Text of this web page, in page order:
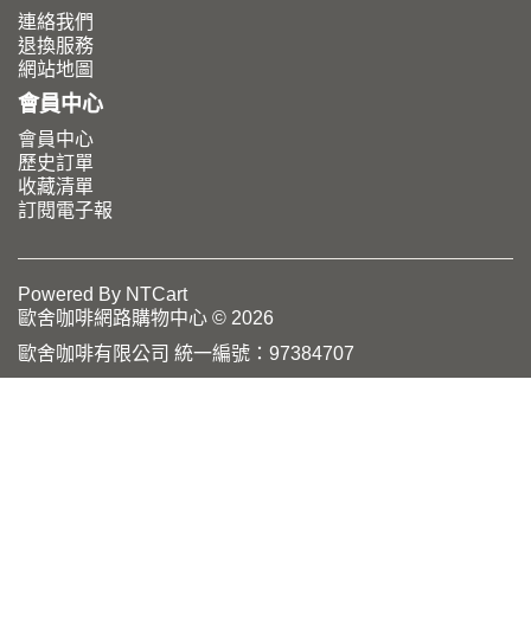
連絡我們
退換服務
網站地圖
會員中心
會員中心
歷史訂單
收藏清單
訂閱電子報
Powered By NTCart
歐舍咖啡網路購物中心 © 2026
歐舍咖啡有限公司 統一編號：97384707